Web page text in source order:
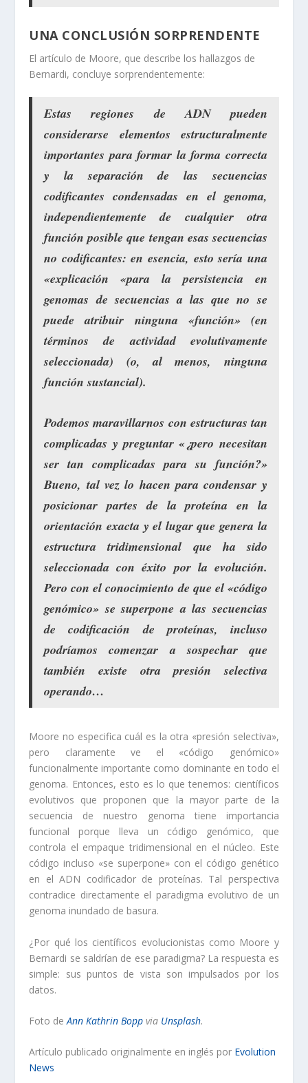
UNA CONCLUSIÓN SORPRENDENTE
El artículo de Moore, que describe los hallazgos de
Bernardi, concluye sorprendentemente:
Estas regiones de ADN pueden
considerarse elementos estructuralmente
importantes para formar la forma correcta
y la separación de las secuencias
codificantes condensadas en el genoma,
independientemente de cualquier otra
función posible que tengan esas secuencias
no codificantes: en esencia, esto sería una
«explicación «para la persistencia en
genomas de secuencias a las que no se
puede atribuir ninguna «función» (en
términos de actividad evolutivamente
seleccionada) (o, al menos, ninguna
función sustancial).
Podemos maravillarnos con estructuras tan
complicadas y preguntar «¿pero necesitan
ser tan complicadas para su función?»
Bueno, tal vez lo hacen para condensar y
posicionar partes de la proteína en la
orientación exacta y el lugar que genera la
estructura tridimensional que ha sido
seleccionada con éxito por la evolución.
Pero con el conocimiento de que el «código
genómico» se superpone a las secuencias
de codificación de proteínas, incluso
podríamos comenzar a sospechar que
también existe otra presión selectiva
operando…
Moore no especifica cuál es la otra «presión selectiva»,
pero claramente ve el «código genómico»
funcionalmente importante como dominante en todo el
genoma. Entonces, esto es lo que tenemos: científicos
evolutivos que proponen que la mayor parte de la
secuencia de nuestro genoma tiene importancia
funcional porque lleva un código genómico, que
controla el empaque tridimensional en el núcleo. Este
código incluso «se superpone» con el código genético
en el ADN codificador de proteínas. Tal perspectiva
contradice directamente el paradigma evolutivo de un
genoma inundado de basura.
¿Por qué los científicos evolucionistas como Moore y
Bernardi se saldrían de ese paradigma? La respuesta es
simple: sus puntos de vista son impulsados ​​por los
datos.
Foto deAnn Kathrin Bopp via Unsplash.
Artículo publicado originalmente en inglés por Evolution
News